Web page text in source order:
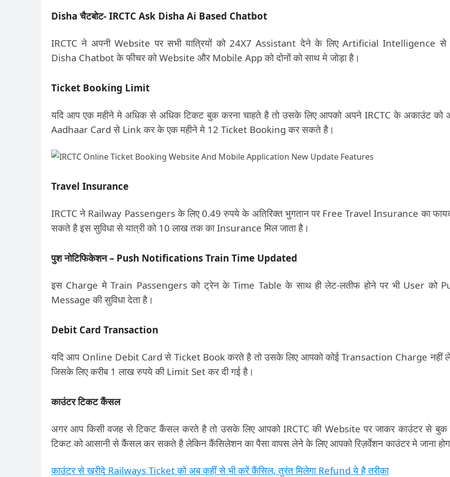
Disha चैटबोट- IRCTC Ask Disha Ai Based Chatbot
IRCTC ने अपनी Website पर सभी यात्रियों को 24X7 Assistant देने के लिए Artificial Intelligence
Disha Chatbot के फीचर को Website और Mobile App को दोनों को साथ मे जोड़ा है।
Ticket Booking Limit
यदि आप एक महीने मे अधिक से अधिक टिकट बुक करना चाहते है तो उसके लिए आपको अपने IRCTC के अकाउंट को
Aadhaar Card से Link कर के एक महीने मे 12 Ticket Booking कर सकते है।
Travel Insurance
IRCTC ने Railway Passengers के लिए 0.49 रुपये के अतिरिक्त भुगतान पर Free Travel Insurance का
सकते है इस सुविधा से यात्री को 10 लाख तक का Insurance मिल जाता है।
पुश नोटिफिकेशन – Push Notifications Train Time Updated
इस Charge मे Train Passengers को ट्रेन के Time Table के साथ ही लेट-लतीफ होने पर भी User को
Message की सुविधा देता है।
Debit Card Transaction
यदि आप Online Debit Card से Ticket Book करते है तो उसके लिए आपको कोई Transaction Charge नहीं
जिसके लिए करीब 1 लाख रुपये की Limit Set कर दी गई है।
काउंटर टिकट कैंसल
अगर आप किसी वजह से टिकट कैंसल करते है तो उसके लिए आपको IRCTC की Website पर जाकर काउंटर से बुक
टिकट को आसानी से कैंसल कर सकते है लेकिन कैंसिलेशन का पैसा वापस लेने के लिए आपको रिज़र्वेशन काउंटर मे जाना
काउंटर से खरीदे Railways Ticket को अब कहीं से भी करें कैंसिल, तुरंत मिलेगा Refund ये है तरीका